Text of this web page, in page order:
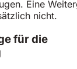
Eine
nicht.
für die